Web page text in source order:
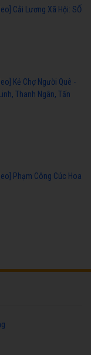
Cải Lương Xã Hội: SỐ
Kẻ Chợ Người Quê -
Thanh Ngân, Tấn
Phạm Công Cúc Hoa